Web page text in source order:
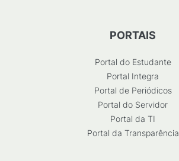
PORTAIS
Portal do Estudante
Portal Integra
Portal de Periódicos
Portal do Servidor
Portal da TI
Portal da Transparência